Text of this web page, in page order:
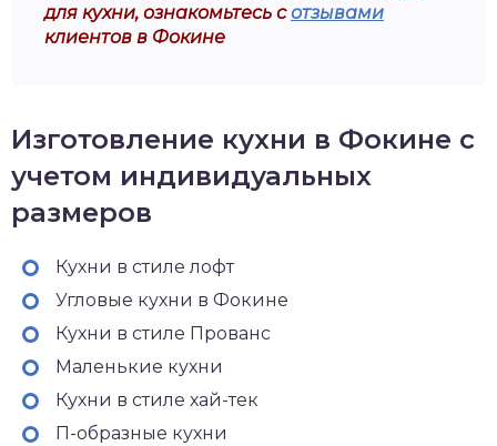
для кухни, ознакомьтесь сотзывами
клиентов в Фокине
Изготовление кухни в Фокине с
учетом индивидуальных
размеров
Кухни в стиле лофт
Угловые кухни в Фокине
Кухни в стиле Прованс
Маленькие кухни
Кухни в стиле хай-тек
П-образные кухни